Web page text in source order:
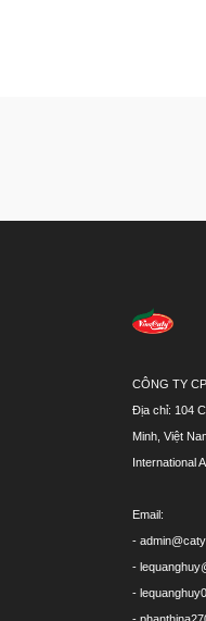
CÔNG TY
Địa chỉ: 104
Minh, Việt
International
Email:
-
-
-